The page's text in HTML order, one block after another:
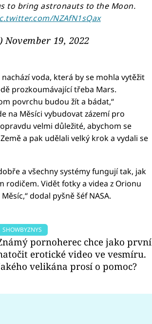
to bring astronauts to the Moon.
NZAfN1sQax
November 19, 2022
voda, která by se mohla vytěžit
prozkoumávající třeba Mars.
povrchu budou žít a bádat,“
na Měsíci vybudovat zázemí pro
velmi důležité, abychom se
a pak udělali velký krok a vydali se
a všechny systémy fungují tak, jak
rodičem. Vidět fotky a videa z Orionu
dodal pyšně šéf NASA.
SHOWBYZNYS
pornoherec chce jako první
erotické video ve vesmíru.
velikána prosí o pomoc?